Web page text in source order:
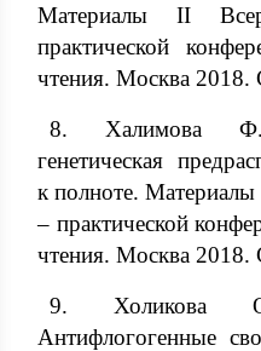
Материалы II
практической
чтения. Москва 2018.
8. Халимова
генетическая
к полноте.
– практической
чтения. Москва 2018.
9. Холикова
Антифлогогенные